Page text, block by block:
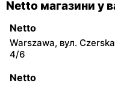
Netto магазини у
Netto
Warszawa, вул. Czerska
4/6
Netto